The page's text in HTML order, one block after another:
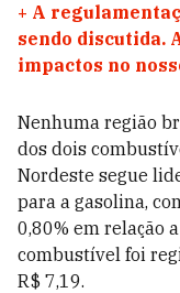
+ A
sendo discutida.
impactos no
Nenhuma região
dos dois
Nordeste segue
para a gasolina,
0,80% em relação
combustível foi
R$ 7,19.